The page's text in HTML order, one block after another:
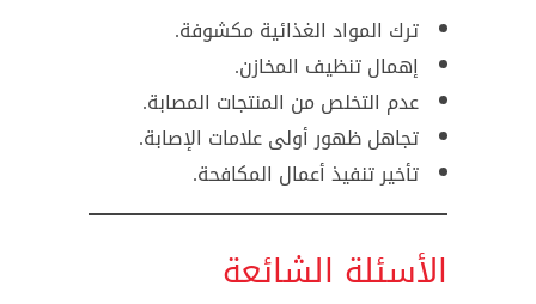
ترك المواد الغذائية مكشوفة.
إهمال تنظيف المخازن.
عدم التخلص من المنتجات المصابة.
تجاهل ظهور أولى علامات الإصابة.
تأخير تنفيذ أعمال المكافحة.
الأسئلة الشائعة